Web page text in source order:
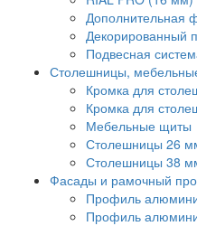
Дополнительная
Декорированный
Подвесная
Столешницы,
Кромка для
Кромка для
Мебельные щиты
Столешницы 26
Столешницы 38
Фасады и рамочный
Профиль
Профиль